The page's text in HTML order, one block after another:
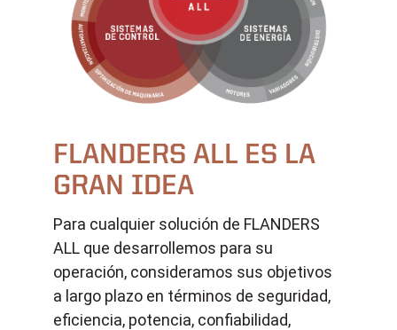
FLANDERS ALL ES LA
GRAN IDEA
Para cualquier solución de FLANDERS
ALL que desarrollemos para su
operación, consideramos sus objetivos
a largo plazo en términos de seguridad,
eficiencia, potencia, confiabilidad,